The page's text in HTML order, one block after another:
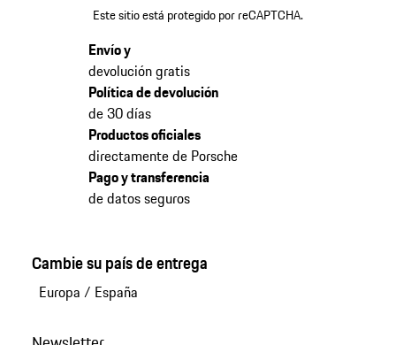
Este sitio está protegido por reCAPTCHA.
Envío y
devolución gratis
Política de devolución
de 30 días
Productos oficiales
directamente de Porsche
Pago y transferencia
de datos seguros
Cambie su país de entrega
Europa / España